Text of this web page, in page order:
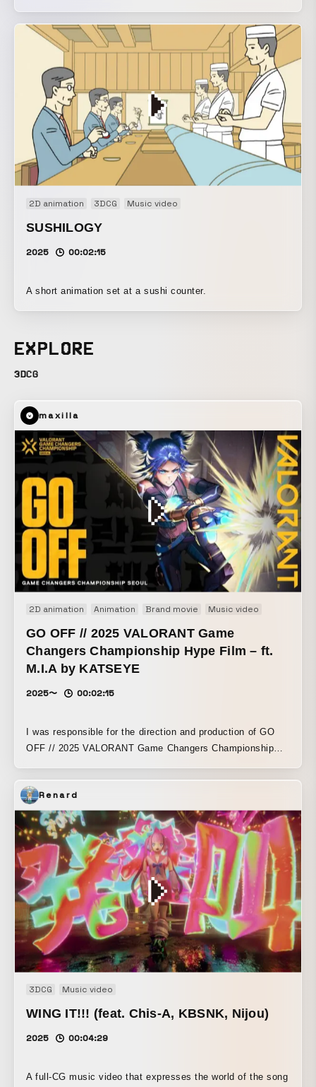
2D animation 3DCG Music video
SUSHILOGY
2025 00:02:15
A short animation set at a sushi counter.
EXPLORE
3DCG
maxilla
2D animation Animation Brand movie Music video
GO OFF // 2025 VALORANT Game
Changers Championship Hype Film – ft.
M.I.A by KATSEYE
2025〜 00:02:15
I was responsible for the direction and production of GO
OFF // 2025 VALORANT Game Changers Championship
Renard
3DCG Music video
WING IT!!! (feat. Chis-A, KBSNK, Nijou)
2025 00:04:29
A full-CG music video that expresses the world of the song